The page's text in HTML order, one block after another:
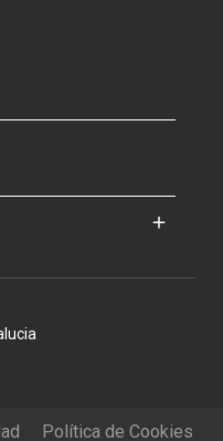
Política de Cookies